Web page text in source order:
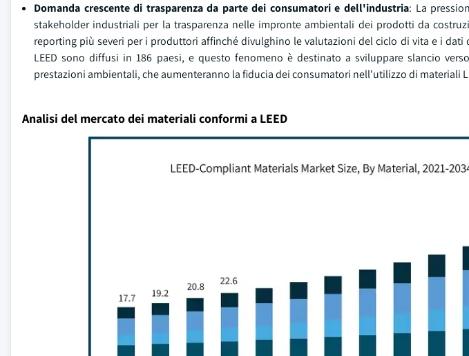
Domanda crescente di trasparenza da parte dei consumatori e dell'industria: La
stakeholder industriali per la trasparenza nelle impronte ambientali dei prodotti da
reporting più severi per i produttori affinché divulghino le valutazioni del ciclo di vita e i dati
LEED sono diffusi in 186 paesi, e questo fenomeno è destinato a sviluppare slancio
prestazioni ambientali, che aumenteranno la fiducia dei consumatori nell'utilizzo di materiali
Analisi del mercato dei materiali conformi a LEED